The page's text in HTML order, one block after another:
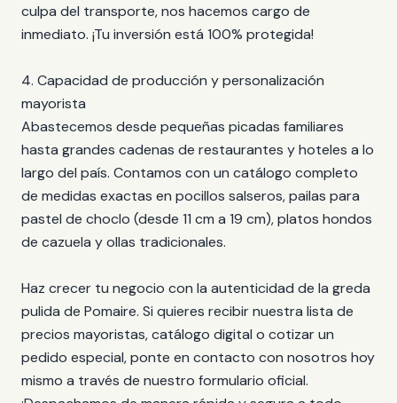
culpa del transporte, nos hacemos cargo de
inmediato. ¡Tu inversión está 100% protegida!
4. Capacidad de producción y personalización
mayorista
Abastecemos desde pequeñas picadas familiares
hasta grandes cadenas de restaurantes y hoteles a lo
largo del país. Contamos con un catálogo completo
de medidas exactas en pocillos salseros, pailas para
pastel de choclo (desde 11 cm a 19 cm), platos hondos
de cazuela y ollas tradicionales.
Haz crecer tu negocio con la autenticidad de la greda
pulida de Pomaire. Si quieres recibir nuestra lista de
precios mayoristas, catálogo digital o cotizar un
pedido especial, ponte en contacto con nosotros hoy
mismo a través de nuestro formulario oficial.